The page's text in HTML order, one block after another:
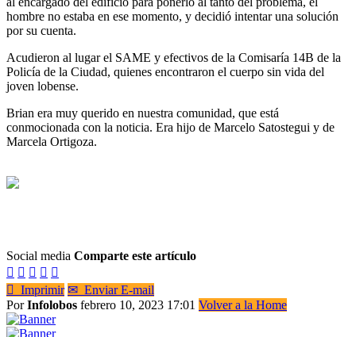
hombre no estaba en ese momento, y decidió intentar una solución
por su cuenta.
Acudieron al lugar el SAME y efectivos de la Comisaría 14B de la
Policía de la Ciudad, quienes encontraron el cuerpo sin vida del
joven lobense.
Brian era muy querido en nuestra comunidad, que está
conmocionada con la noticia. Era hijo de Marcelo Satostegui y de
Marcela Ortigoza.
Social media Comparte este artículo
    
 Imprimir ✉ Enviar E-mail
PorInfolobos febrero 10, 2023 17:01 Volver a la Home